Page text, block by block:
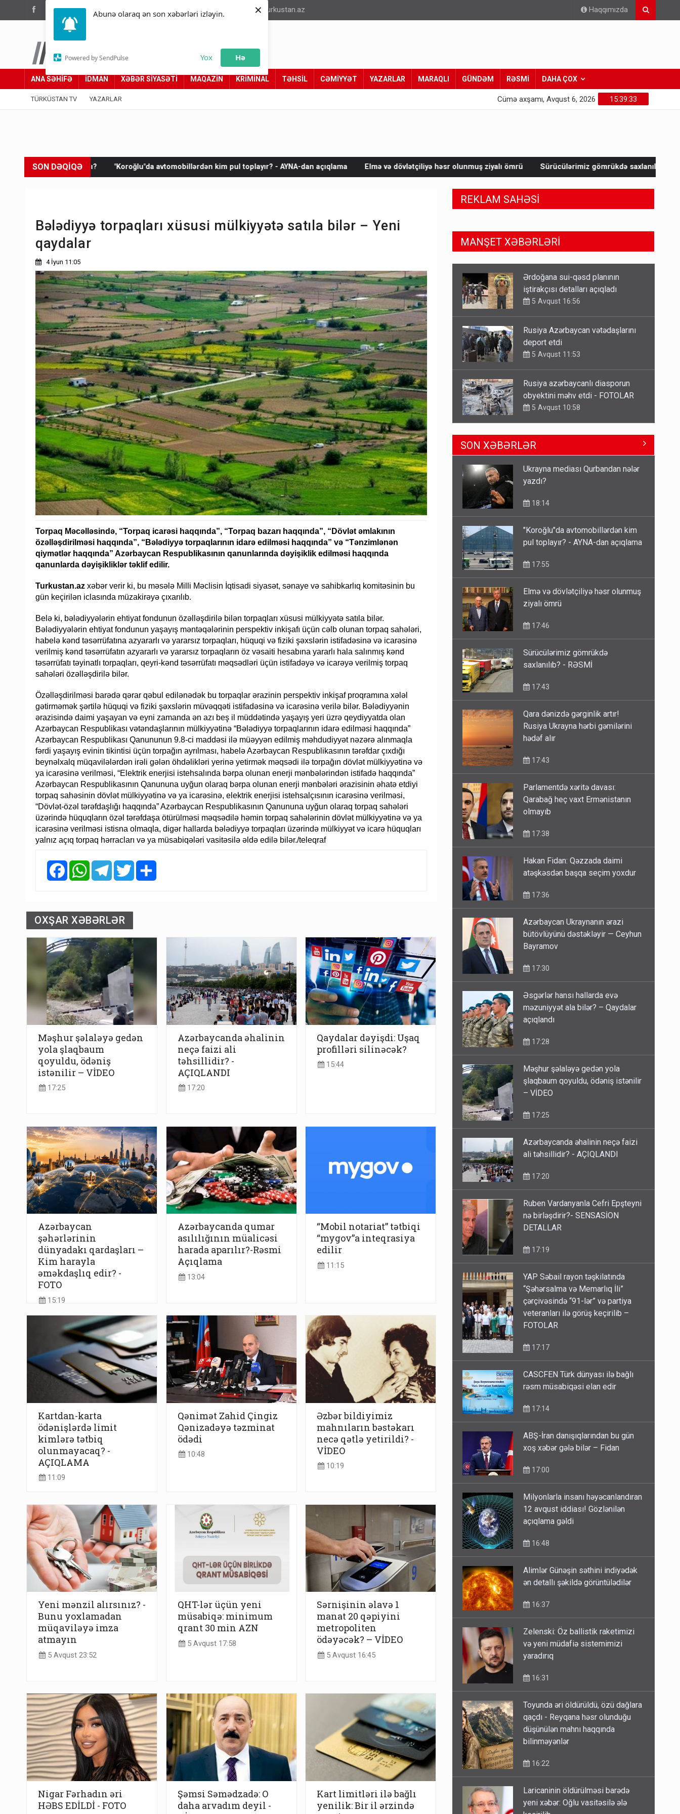
Abunə olaraq ən son xəbərləri izləyin.
Powered by SendPulse Yox Hə
×
(012) 449 94 05 info@turkustan.az Haqqımızda
Türküstan.az
Adımız yolumuzdur
ANA SƏHİFƏ İDMAN XƏBƏR SİYASƏTİ MAQAZİN KRİMİNAL TƏHSİL CƏMİYYƏT YAZARLAR MARAQLI GÜNDƏM RƏSMİ DAHA ÇOX
TÜRKÜSTAN TV YAZARLAR 15:39:35
Cümə axşamı, Avqust 6, 2026
SON DƏQİQƏ
"Koroğlu"da avtomobillərdən kim pul toplayır? - AYNA-dan açıqlama Elmə və dövlətçiliyə həsr olunmuş ziyalı ömrü Sürücülərimiz gömrükdə saxlanılıb? - RƏSMİ Qara dənizdə
Bələdiyyə torpaqları xüsusi mülkiyyətə satıla bilər – Yeni
qaydalar
4 İyun 11:05
Torpaq Məcəlləsində, “Torpaq icarəsi haqqında”, “Torpaq bazarı haqqında”, “Dövlət əmlakının
özəlləşdirilməsi haqqında”, “Bələdiyyə torpaqlarının idarə edilməsi haqqında” və “Tənzimlənən
qiymətlər haqqında” Azərbaycan Respublikasının qanunlarında dəyişiklik edilməsi haqqında
qanunlarda dəyişikliklər təklif edilir.
Turkustan.az xəbər verir ki, bu məsələ Milli Məclisin İqtisadi siyasət, sənaye və sahibkarlıq komitəsinin bu
gün keçirilən iclasında müzakirəyə çıxarılıb.
Belə ki, bələdiyyələrin ehtiyat fondunun özəlləşdirilə bilən torpaqları xüsusi mülkiyyətə satıla bilər.
Bələdiyyələrin ehtiyat fondunun yaşayış məntəqələrinin perspektiv inkişafı üçün cəlb olunan torpaq sahələri,
habelə kənd təsərrüfatına azyararlı və yararsız torpaqları, hüquqi və fiziki şəxslərin istifadəsinə və icarəsinə
verilmiş kənd təsərrüfatın azyararlı və yararsız torpaqların öz vəsaiti hesabına yararlı hala salınmış kənd
təsərrüfatı təyinatlı torpaqları, qeyri-kənd təsərrüfatı məqsədləri üçün istifadəyə və icarəyə verilmiş torpaq
sahələri özəlləşdirilə bilər.
Özəlləşdirilməsi barədə qərar qəbul edilənədək bu torpaqlar ərazinin perspektiv inkişaf proqramına xələl
gətirməmək şərtilə hüquqi və fiziki şəxslərin müvəqqəti istifadəsinə və icarəsinə verilə bilər. Bələdiyyənin
ərazisində daimi yaşayan və eyni zamanda ən azı beş il müddətində yaşayış yeri üzrə qeydiyyatda olan
Azərbaycan Respublikası vətəndaşlarının mülkiyyətinə “Bələdiyyə torpaqlarının idarə edilməsi haqqında”
Azərbaycan Respublikası Qanununun 9.8-ci maddəsi ilə müəyyən edilmiş məhdudiyyət nəzərə alınmaqla
fərdi yaşayış evinin tikintisi üçün torpağın ayrılması, habelə Azərbaycan Respublikasının tərəfdar çıxdığı
beynəlxalq müqavilələrdən irəli gələn öhdəlikləri yerinə yetirmək məqsədi ilə torpağın dövlət mülkiyyətinə və
ya icarəsinə verilməsi, “Elektrik enerjisi istehsalında bərpa olunan enerji mənbələrindən istifadə haqqında”
Azərbaycan Respublikasının Qanununa uyğun olaraq bərpa olunan enerji mənbələri ərazisinin əhatə etdiyi
torpaq sahəsinin dövlət mülkiyyətinə və ya icarəsinə, elektrik enerjisi istehsalçısının icarəsinə verilməsi,
“Dövlət-özəl tərəfdaşlığı haqqında” Azərbaycan Respublikasının Qanununa uyğun olaraq torpaq sahələri
üzərində hüquqların özəl tərəfdaşa ötürülməsi məqsədilə həmin torpaq sahələrinin dövlət mülkiyyətinə və ya
icarəsinə verilməsi istisna olmaqla, digər hallarda bələdiyyə torpaqları üzərində mülkiyyət və icarə hüquqları
yalnız açıq torpaq hərracları və ya müsabiqələri vasitəsilə əldə edilə bilər./teleqraf
FacebookWhatsAppTelegramTwitter
OXŞAR XƏBƏRLƏR
Məşhur şəlaləyə gedən
yola şlaqbaum
qoyuldu, ödəniş
istənilir – VİDEO
17:25
Azərbaycanda əhalinin
neçə faizi ali
təhsillidir? -
AÇIQLANDI
17:20
Qaydalar dəyişdi: Uşaq
profilləri silinəcək?
15:44
Azərbaycan
şəhərlərinin
dünyadakı qardaşları –
Kim harayla
əməkdaşlıq edir? -
FOTO
15:19
Azərbaycanda qumar
asılılığının müalicəsi
harada aparılır?-Rəsmi
Açıqlama
13:04
“Mobil notariat” tətbiqi
“mygov”a inteqrasiya
edilir
11:15
Kartdan-karta
ödənişlərdə limit
kimlərə tətbiq
olunmayacaq? -
AÇIQLAMA
11:09
Qənimət Zahid Çingiz
Qənizadəyə təzminat
ödədi
10:48
Əzbər bildiyimiz
mahnıların bəstəkarı
necə qətlə yetirildi? -
VİDEO
10:19
Yeni mənzil alırsınız? -
Bunu yoxlamadan
müqaviləyə imza
atmayın
5 Avqust 23:52
QHT-lər üçün yeni
müsabiqə: minimum
qrant 30 min AZN
5 Avqust 17:58
Sərnişinin əlavə 1
manat 20 qəpiyini
metropoliten
ödəyəcək? – VİDEO
5 Avqust 16:45
Nigar Fərhadın əri
HƏBS EDİLDİ - FOTO
Şəmsi Səmədzadə: O
daha arvadım deyil -
Kart limitləri ilə bağlı
yenilik: Bir il ərzində
REKLAM SAHƏSİ
MANŞET XƏBƏRLƏRİ
Rusiya Azərbaycan vətədaşlarını
deport etdi
5 Avqust 11:53
Rusiya azərbaycanlı diasporun
obyektini məhv etdi - FOTOLAR
5 Avqust 10:58
Bu tarixdən HAVALAR DƏYİŞİR -
İSTİLƏR BİTİR
4 Avqust 22:04
ŞOK! David Seliverstov ölkədən
qaçdı
gedə biləcəksiniz - SİYAHI
Ərdoğana sui-qəsd planının
5 Avqust 16:56
SON XƏBƏRLƏR
Ukrayna mediası Qurbandan nələr
yazdı?
18:14
"Koroğlu"da avtomobillərdən kim
pul toplayır? - AYNA-dan açıqlama
17:55
Elmə və dövlətçiliyə həsr olunmuş
ziyalı ömrü
17:46
Sürücülərimiz gömrükdə
saxlanılıb? - RƏSMİ
17:43
Qara dənizdə gərginlik artır!
Rusiya Ukrayna hərbi gəmilərini
hədəf alır
17:43
Parlamentdə xəritə davası:
Qarabağ heç vaxt Ermənistanın
olmayıb
17:38
Hakan Fidan: Qəzzada daimi
atəşkəsdən başqa seçim yoxdur
17:36
Azərbaycan Ukraynanın ərazi
bütövlüyünü dəstəkləyir — Ceyhun
Bayramov
17:30
Əsgərlər hansı hallarda evə
məzuniyyət ala bilər? – Qaydalar
açıqlandı
17:28
Məşhur şəlaləyə gedən yola
şlaqbaum qoyuldu, ödəniş istənilir
– VİDEO
17:25
Azərbaycanda əhalinin neçə faizi
ali təhsillidir? - AÇIQLANDI
17:20
Ruben Vardanyanla Cefri Epşteyni
nə birləşdirir?- SENSASİON
DETALLAR
17:19
YAP Səbail rayon təşkilatında
“Şəhərsalma və Memarlıq İli”
çərçivəsində “91-lər” və partiya
veteranları ilə görüş keçirilib –
FOTOLAR
17:17
CASCFEN Türk dünyası ilə bağlı
rəsm müsabiqəsi elan edir
17:14
ABŞ-İran danışıqlarından bu gün
xoş xəbər gələ bilər – Fidan
17:00
Milyonlarla insanı həyəcanlandıran
12 avqust iddiası! Gözlənilən
açıqlama gəldi
16:48
Alimlər Günəşin səthini indiyədək
ən detallı şəkildə görüntülədilər
16:37
Zelenski: Öz ballistik raketimizi
və yeni müdafiə sistemimizi
yaradırıq
16:31
Toyunda əri öldürüldü, özü dağlara
qaçdı - Reyqana həsr olunduğu
düşünülən mahnı haqqında
bilinməyənlər
16:22
Laricaninin öldürülməsi barədə
yeni xəbər: Oğlu vasitəsilə ələ